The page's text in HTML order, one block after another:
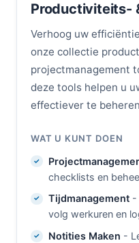
Productiviteits-
Verhoog uw
onze collectie
projectmanagement
deze tools helpen u
effectiever te
WAT U KUNT DOEN
checklists en
Tijdmanagement-
volg werkuren en
Notities Maken -